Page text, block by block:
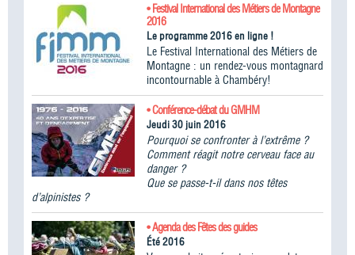
• Festival International des Métiers de Montagne
2016
Le programme 2016 en ligne !
Le Festival International des Métiers de
Montagne : un rendez-vous montagnard
incontournable à Chambéry!
• Conférence-débat du GMHM
Jeudi 30 juin 2016
Pourquoi se confronter à l’extrême ?
Comment réagit notre cerveau face au
danger ?
Que se passe-t-il dans nos têtes
d’alpinistes ?
• Agenda des Fêtes des guides
Été 2016